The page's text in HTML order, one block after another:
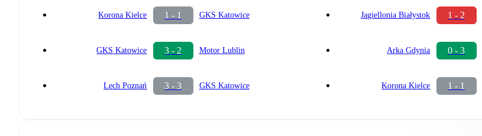
Korona Kielce 1 - 1 GKS Katowice
GKS Katowice 3 - 2 Motor Lublin
Lech Poznań 3 - 3 GKS Katowice
Jagiellonia Białystok 1 - 2
Arka Gdynia 0 - 3
Korona Kielce 1 - 1